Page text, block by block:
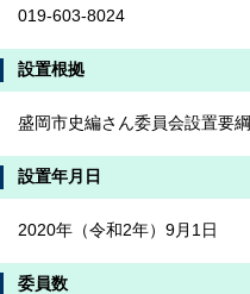
019-603-8024
設置根拠
盛岡市史編さん委員会設置要綱
設置年月日
2020年（令和2年）9月1日
委員数